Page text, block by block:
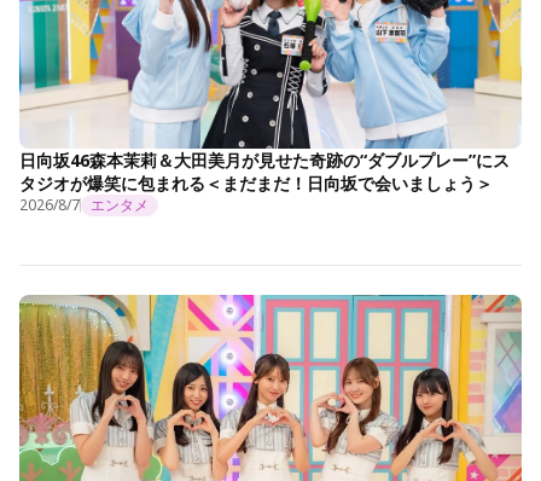
日向坂46森本茉莉＆大田美月が見せた奇跡の“ダブルプレー”にス
タジオが爆笑に包まれる＜まだまだ！日向坂で会いましょう＞
2026/8/7 エンタメ